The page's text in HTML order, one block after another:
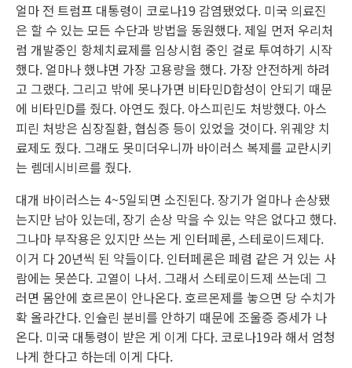
얼마 전 트럼프 대통령이 코로나19 감염됐었다. 미국 의료진
은 할 수 있는 모든 수단과 방법을 동원했다. 제일 먼저 우리처
럼 개발중인 항체치료제를 임상시험 중인 걸로 투여하기 시작
했다. 얼마나 했냐면 가장 고용량을 했다. 가장 안전하게 하려
고 그랬다. 그리고 밖에 못나가면 비타민D합성이 안되기 때문
에 비타민D를 줬다. 아연도 줬다. 아스피린도 처방했다. 아스
피린 처방은 심장질환, 협심증 등이 있었을 것이다. 위궤양 치
료제도 줬다. 그래도 못미더우니까 바이러스 복제를 교란시키
는 렘데시비르를 줬다.
대개 바이러스는 4~5일되면 소진된다. 장기가 얼마나 손상됐
는지만 남아 있는데, 장기 손상 막을 수 있는 약은 없다고 했다.
그나마 부작용은 있지만 쓰는 게 인터페론, 스테로이드제다.
이거 다 20년씩 된 약들이다. 인터페론은 페렴 같은 거 있는 사
람에는 못쓴다. 고열이 나서. 그래서 스테로이드제 쓰는데 그
러면 몸안에 호르몬이 안나온다. 호르몬제를 놓으면 당 수치가
확 올라간다. 인슐린 분비를 안하기 때문에 조울증 증세가 나
온다. 미국 대통령이 받은 게 이게 다다. 코로나19라 해서 엄청
나게 한다고 하는데 이게 다다.